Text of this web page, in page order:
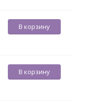
В корзину
В корзину